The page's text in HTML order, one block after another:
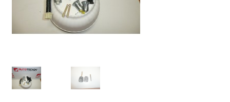
Procedura reklamacyjna